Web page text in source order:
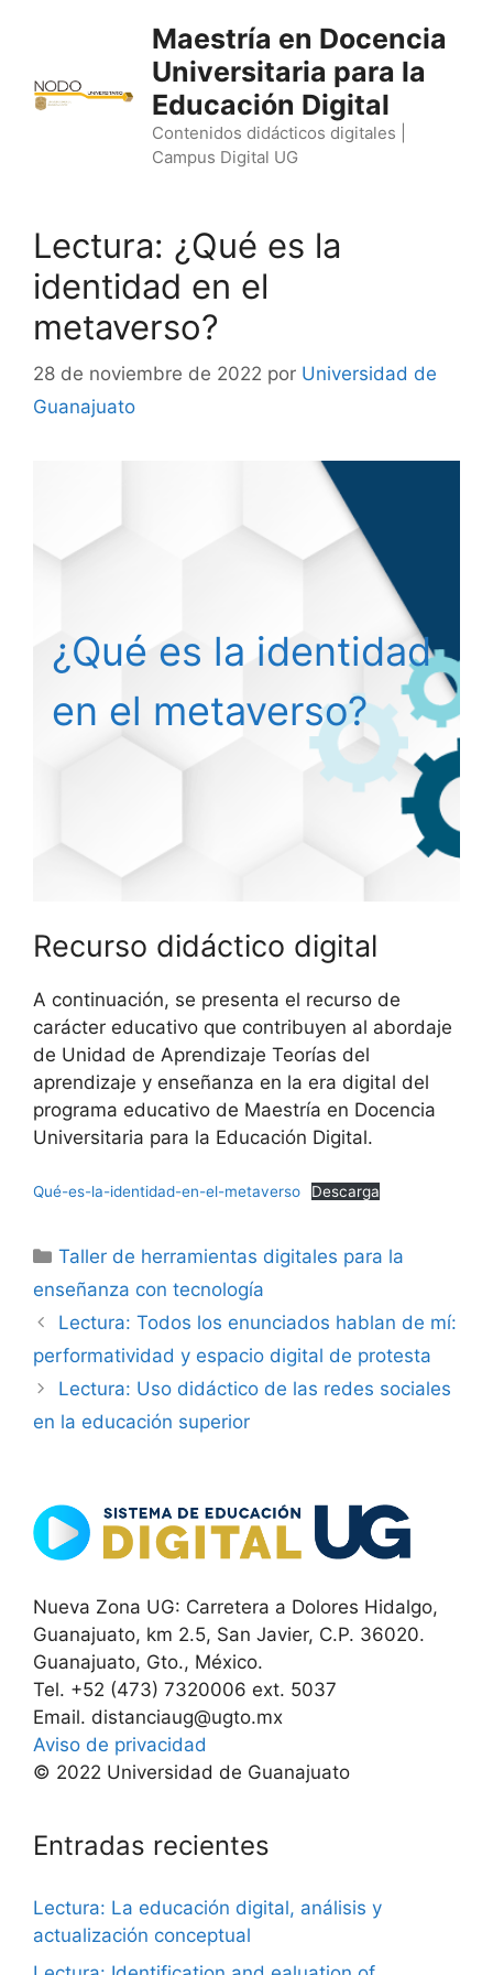
Maestría en Docencia
Universitaria para la
Educación Digital
Contenidos didácticos digitales |
Campus Digital UG
Lectura: ¿Qué es la
identidad en el
metaverso?
28 de noviembre de 2022 por Universidad de
Guanajuato
¿Qué es la identidad
en el metaverso?
Recurso didáctico digital
A continuación, se presenta el recurso de
carácter educativo que contribuyen al abordaje
de Unidad de Aprendizaje Teorías del
aprendizaje y enseñanza en la era digital del
programa educativo de Maestría en Docencia
Universitaria para la Educación Digital.
Qué-es-la-identidad-en-el-metaverso Descarga
Categorías
Taller de herramientas digitales para la
enseñanza con tecnología
Lectura: Todos los enunciados hablan de mí:
performatividad y espacio digital de protesta
Lectura: Uso didáctico de las redes sociales
en la educación superior
Nueva Zona UG: Carretera a Dolores Hidalgo,
Guanajuato, km 2.5, San Javier, C.P. 36020.
Guanajuato, Gto., México.
Tel. +52 (473) 7320006 ext. 5037
Email. distanciaug@ugto.mx
Aviso de privacidad
© 2022 Universidad de Guanajuato
Entradas recientes
Lectura: La educación digital, análisis y
actualización conceptual